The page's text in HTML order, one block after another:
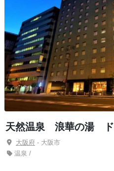
天然温泉 浪華の湯 ド
大阪府- 大阪市
温泉 /